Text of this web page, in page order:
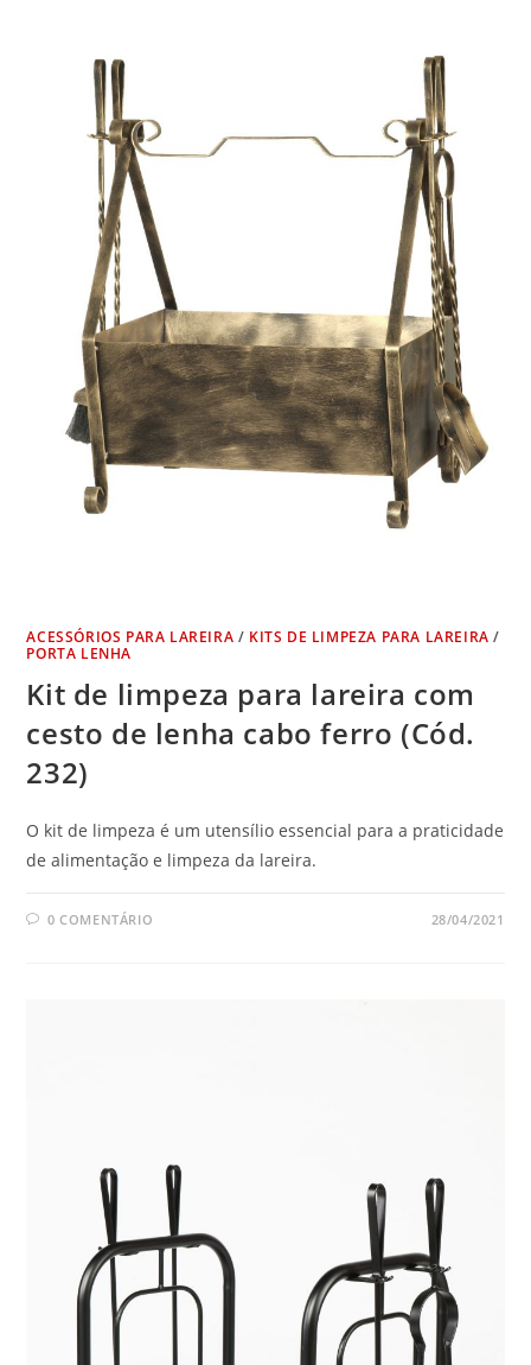
ACESSÓRIOS PARA LAREIRA / KITS DE LIMPEZA PARA LAREIRA /
PORTA LENHA
Kit de limpeza para lareira com
cesto de lenha cabo ferro (Cód.
232)
O kit de limpeza é um utensílio essencial para a praticidade
de alimentação e limpeza da lareira.
0 COMENTÁRIO 28/04/2021